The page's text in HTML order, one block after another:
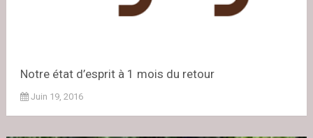
Notre état d’esprit à 1 mois du retour
Juin 19, 2016